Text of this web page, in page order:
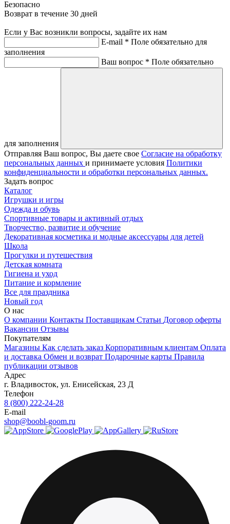
Безопасно
Возврат в течение 30 дней
Если у Вас возникли вопросы, задайте их нам
E-mail * Поле обязательно для
заполнения
Ваш вопрос * Поле обязательно
для заполнения
Отправляя Ваш вопрос, Вы даете свое Согласие на обработку
персональных данных и принимаете условия Политики
конфиденциальности и обработки персональных данных.
Задать вопрос
Каталог
Игрушки и игры
Одежда и обувь
Спортивные товары и активный отдых
Творчество, развитие и обучение
Декоративная косметика и модные аксессуары для детей
Школа
Прогулки и путешествия
Детская комната
Гигиена и уход
Питание и кормление
Все для праздника
Новый год
О нас
О компании Контакты Поставщикам Статьи Договор оферты
Вакансии Отзывы
Покупателям
Магазины Как сделать заказ Корпоративным клиентам Оплата
и доставка Обмен и возврат Подарочные карты Правила
публикации отзывов
Адрес
г. Владивосток, ул. Енисейская, 23 Д
Телефон
8 (800) 222-24-28
E-mail
shop@boobl-goom.ru